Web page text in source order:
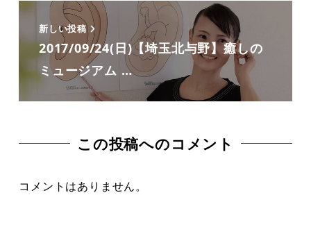
新しい投稿
2017/09/24(日)【埼玉北与野】癒しの
ミュージアム …
この投稿へのコメント
コメントはありません。